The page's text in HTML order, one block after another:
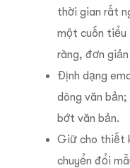
thời gian rất
một cuốn tiểu
ràng, đơn
Định dạng
dòng văn
bớt văn bản.
Giữ cho thiết
chuyển đổi